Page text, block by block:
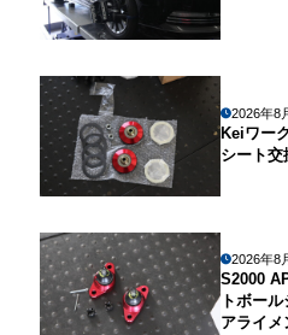
2026年8
Keiワー
シート交
2026年8
S2000
トボール
アライメ